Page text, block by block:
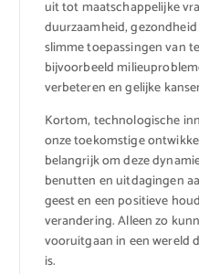
uit tot maatschappelijke
duurzaamheid,
slimme toepassingen van
bijvoorbeeld
verbeteren en gelijke
Kortom, technologische
onze toekomstige
belangrijk om deze
benutten en uitdagingen
geest en een positieve
verandering. Alleen zo
vooruitgaan in een wereld
is.